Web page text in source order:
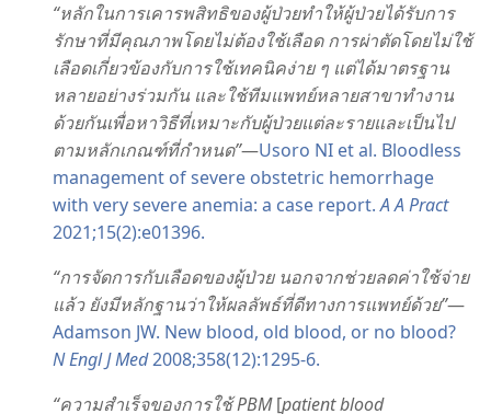
“หลัก​ใน​การ​เคารพ​สิทธิ​ของ​ผู้​ป่วย​ทำ​ให้​ผู้​ป่วย​ได้​รับ​การ​
รักษา​ที่​มี​คุณภาพ​โดย​ไม่​ต้อง​ใช้​เลือด การ​ผ่าตัด​โดย​ไม่​ใช้​
เลือด​เกี่ยว​ข้อง​กับ​การ​ใช้​เทคนิค​ง่าย ๆ แต่​ได้​มาตรฐาน​
หลาย​อย่าง​ร่วม​กัน และ​ใช้​ทีม​แพทย์​หลาย​สาขา​ทำ​งาน​
ด้วย​กัน​เพื่อ​หา​วิธี​ที่​เหมาะ​กับ​ผู้​ป่วย​แต่​ละ​ราย​และ​เป็น​ไป​
ตาม​หลัก​เกณฑ์​ที่​กำหนด”—Usoro NI et al. Bloodless
management of severe obstetric hemorrhage
with very severe anemia: a case report.A A Pract
2021;15(2):e01396.
“การ​จัด​การ​กับ​เลือด​ของ​ผู้​ป่วย นอกจาก​ช่วย​ลด​ค่า​ใช้​จ่าย​
แล้ว ยัง​มี​หลักฐาน​ว่า​ให้​ผลลัพธ์​ที่​ดี​ทาง​การ​แพทย์​ด้วย”—
Adamson JW. New blood, old blood, or no blood?
N Engl J Med2008;358(12):1295-6.
“ความ​สำเร็จ​ของ​การ​ใช้ PBM[patient blood